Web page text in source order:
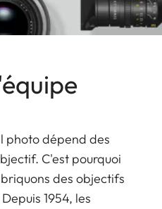
photo dépend des
C'est pourquoi
des objectifs
1954, les